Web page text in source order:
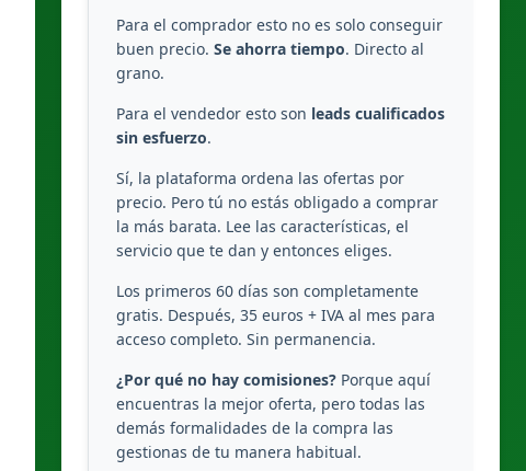
Para el comprador esto no es solo conseguir
buen precio. Se ahorra tiempo. Directo al
grano.
Para el vendedor esto son leads cualificados
sin esfuerzo.
Sí, la plataforma ordena las ofertas por
precio. Pero tú no estás obligado a comprar
la más barata. Lee las características, el
servicio que te dan y entonces eliges.
Los primeros 60 días son completamente
gratis. Después, 35 euros + IVA al mes para
acceso completo. Sin permanencia.
¿Por qué no hay comisiones? Porque aquí
encuentras la mejor oferta, pero todas las
demás formalidades de la compra las
gestionas de tu manera habitual.